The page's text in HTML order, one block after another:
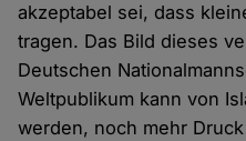
akzeptabel sei, dass
tragen. Das Bild dieses
Deutschen
Weltpublikum kann von
werden, noch mehr